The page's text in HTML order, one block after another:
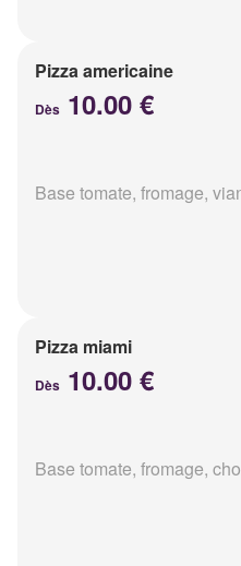
Pizza americaine
Dès 10.00 €
Base tomate, fromage,
Pizza miami
Dès 10.00 €
Base tomate, fromage,